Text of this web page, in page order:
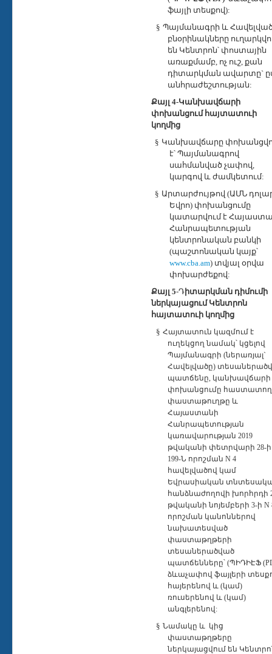
ֆայլի տեսքով):
§ Պայմանագրի և
բնօրինակները
են Կենտրոն՝ փոստային
առաքմամբ, ոչ ուշ, քան
դիտարկման ավարտը`
անհրաժեշտության:
Քայլ 4-Կանխավճարի
փոխանցում հայտատուի
կողմից
§ Կանխավճարը
է՝ Պայմանագրով
սահմանված չափով,
կարգով և ժամկետում:
§ Արտարժույթով (ԱՄՆ
Եվրո) փոխանցումը
կատարվում է
Հանրապետության
կենտրոնական բանկի
(պաշտոնական կայք՝
www.cba.am) տվյալ օրվա
փոխարժեքով:
Քայլ 5-Դիտարկման դիմումի
ներկայացում Կենտրոն
հայտատուի կողմից
§ Հայտատուն կազմում է
ուղեկցող նամակ՝ կցելով
Պայմանագրի (ներառյալ`
Հավելվածը)
պատճենը, կանխավճարի
փոխանցումը հաստատող
փաստաթուղթը և
Հայաստանի
Հանրապետության
կառավարության 2019
թվականի փետրվարի 28-ի
199-Ն որոշման N 4
հավելվածով կամ
Եվրասիական
հանձնաժողովի խորհրդի
թվականի նոյեմբերի 3-ի N
որոշման կանոններով
նախատեսված
փաստաթղթերի
տեսաներածված
պատճենները՝ (ՊԻԴԻԷՖ
ձևաչափով ֆայլերի
հայերենով և (կամ)
ռուսերենով և (կամ)
անգլերենով:
§ Նամակը և
կից
փաստաթղթերը
ներկայացվում են